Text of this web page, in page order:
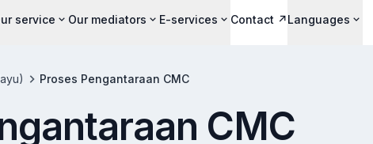
service Our mediators E-services Contact Languages
Proses Pengantaraan CMC
CMC